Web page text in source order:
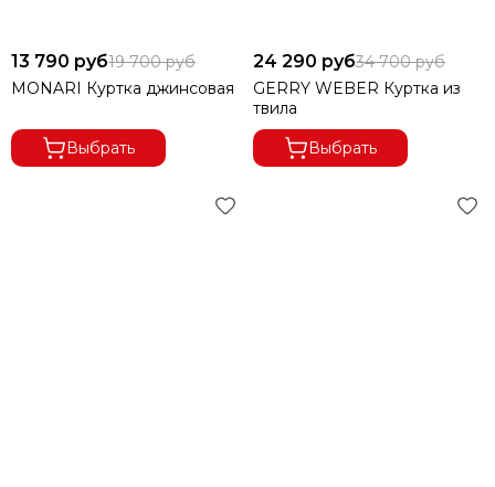
13 790 руб19 700 руб
MONARI Куртка джинсовая
Выбрать
24 290 руб34 700 руб
GERRY WEBER Куртка из
твила
Выбрать